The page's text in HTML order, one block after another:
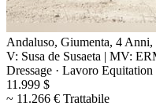
Andaluso, Giumenta, 4
V: Susa de Susaeta | MV:
Dressage · Lavoro Equitation
11.999 $
~ 11.266 € Trattabile